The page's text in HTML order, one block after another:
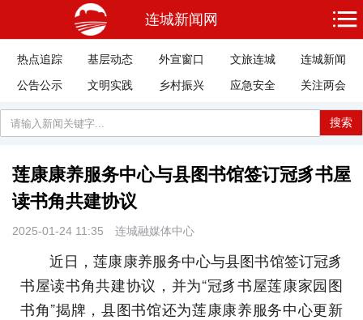
连城新闻网
热点追踪 基层动态 外宣窗口 文旅连城
连城新闻
公告公示
文明实践 乡村振兴 应急安全 关注两会
搜索
莲康康养服务中心与县图书馆签订冠豸书屋
读书角共建协议
2025-01-24 11:35 连城融媒体中心
近日，莲康康养服务中心与县图书馆签订冠豸
书屋读书角共建协议，并为“冠豸书屋莲康家园图
书角”揭牌，县图书馆还为莲康康养服务中心更新